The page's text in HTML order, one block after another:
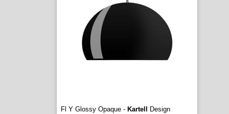
Fl Y Glossy Opaque - Kartell
Design